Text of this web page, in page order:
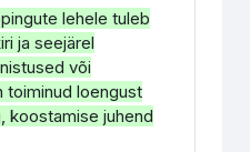
lehele tuleb
ja seejärel
või
toiminud loengust
koostamise juhend